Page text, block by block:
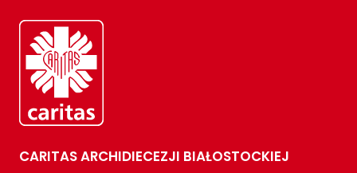
CARITAS ARCHIDIECEZJI BIAŁOSTOCKIEJ